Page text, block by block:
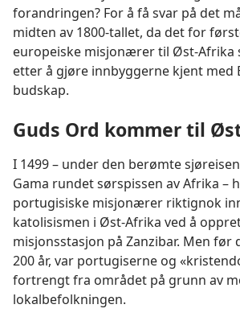
forandringen? For å få svar på det
midten av 1800-tallet, da det for
europeiske misjonærer til Øst-Afrika
etter å gjøre innbyggerne kjent med
budskap.
Guds Ord kommer til
I 1499 – under den berømte
Gama rundet sørspissen av Afrika –
portugisiske misjonærer riktignok
katolisismen i Øst-Afrika ved å
misjonsstasjon på Zanzibar. Men før
200 år, var portugiserne og
fortrengt fra området på grunn av
lokalbefolkningen.